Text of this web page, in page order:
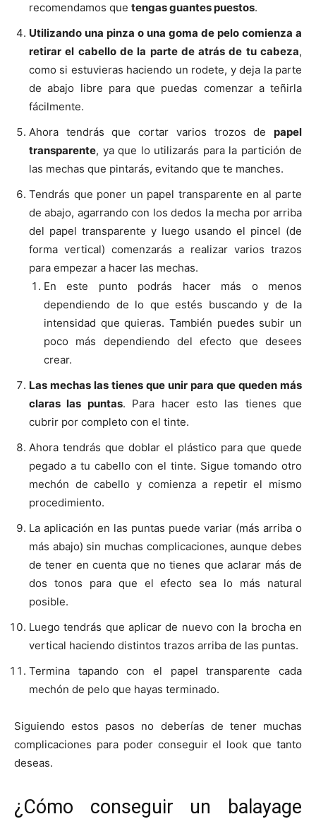
recomendamos que tengas guantes puestos.
Utilizando una pinza o una goma de pelo comienza a
retirar el cabello de la parte de atrás de tu cabeza,
como si estuvieras haciendo un rodete, y deja la parte
de abajo libre para que puedas comenzar a teñirla
fácilmente.
Ahora tendrás que cortar varios trozos de papel
transparente, ya que lo utilizarás para la partición de
las mechas que pintarás, evitando que te manches.
Tendrás que poner un papel transparente en al parte
de abajo, agarrando con los dedos la mecha por arriba
del papel transparente y luego usando el pincel (de
forma vertical) comenzarás a realizar varios trazos
para empezar a hacer las mechas.
En este punto podrás hacer más o menos
dependiendo de lo que estés buscando y de la
intensidad que quieras. También puedes subir un
poco más dependiendo del efecto que desees
crear.
Las mechas las tienes que unir para que queden más
claras las puntas. Para hacer esto las tienes que
cubrir por completo con el tinte.
Ahora tendrás que doblar el plástico para que quede
pegado a tu cabello con el tinte. Sigue tomando otro
mechón de cabello y comienza a repetir el mismo
procedimiento.
La aplicación en las puntas puede variar (más arriba o
más abajo) sin muchas complicaciones, aunque debes
de tener en cuenta que no tienes que aclarar más de
dos tonos para que el efecto sea lo más natural
posible.
Luego tendrás que aplicar de nuevo con la brocha en
vertical haciendo distintos trazos arriba de las puntas.
Termina tapando con el papel transparente cada
mechón de pelo que hayas terminado.
Siguiendo estos pasos no deberías de tener muchas
complicaciones para poder conseguir el look que tanto
deseas.
¿Cómo conseguir un balayage